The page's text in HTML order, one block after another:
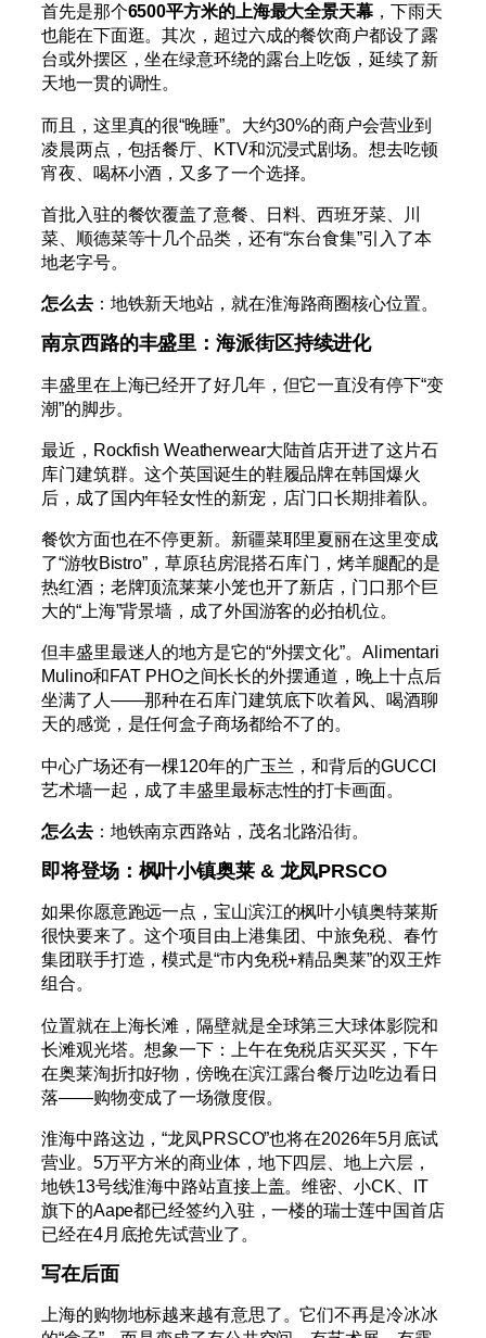
首先是那个6500平方米的上海最大全景天幕，下雨天
也能在下面逛。其次，超过六成的餐饮商户都设了露
台或外摆区，坐在绿意环绕的露台上吃饭，延续了新
天地一贯的调性。
而且，这里真的很“晚睡”。大约30%的商户会营业到
凌晨两点，包括餐厅、KTV和沉浸式剧场。想去吃顿
宵夜、喝杯小酒，又多了一个选择。
首批入驻的餐饮覆盖了意餐、日料、西班牙菜、川
菜、顺德菜等十几个品类，还有“东台食集”引入了本
地老字号。
怎么去：地铁新天地站，就在淮海路商圈核心位置。
南京西路的丰盛里：海派街区持续进化
丰盛里在上海已经开了好几年，但它一直没有停下“变
潮”的脚步。
最近，Rockfish Weatherwear大陆首店开进了这片石
库门建筑群。这个英国诞生的鞋履品牌在韩国爆火
后，成了国内年轻女性的新宠，店门口长期排着队。
餐饮方面也在不停更新。新疆菜耶里夏丽在这里变成
了“游牧Bistro”，草原毡房混搭石库门，烤羊腿配的是
热红酒；老牌顶流莱莱小笼也开了新店，门口那个巨
大的“上海”背景墙，成了外国游客的必拍机位。
但丰盛里最迷人的地方是它的“外摆文化”。Alimentari
Mulino和FAT PHO之间长长的外摆通道，晚上十点后
坐满了人——那种在石库门建筑底下吹着风、喝酒聊
天的感觉，是任何盒子商场都给不了的。
中心广场还有一棵120年的广玉兰，和背后的GUCCI
艺术墙一起，成了丰盛里最标志性的打卡画面。
怎么去：地铁南京西路站，茂名北路沿街。
即将登场：枫叶小镇奥莱 & 龙凤PRSCO
如果你愿意跑远一点，宝山滨江的枫叶小镇奥特莱斯
很快要来了。这个项目由上港集团、中旅免税、春竹
集团联手打造，模式是“市内免税+精品奥莱”的双王炸
组合。
位置就在上海长滩，隔壁就是全球第三大球体影院和
长滩观光塔。想象一下：上午在免税店买买买，下午
在奥莱淘折扣好物，傍晚在滨江露台餐厅边吃边看日
落——购物变成了一场微度假。
淮海中路这边，“龙凤PRSCO”也将在2026年5月底试
营业。5万平方米的商业体，地下四层、地上六层，
地铁13号线淮海中路站直接上盖。维密、小CK、IT
旗下的Aape都已经签约入驻，一楼的瑞士莲中国首店
已经在4月底抢先试营业了。
写在后面
上海的购物地标越来越有意思了。它们不再是冷冰冰